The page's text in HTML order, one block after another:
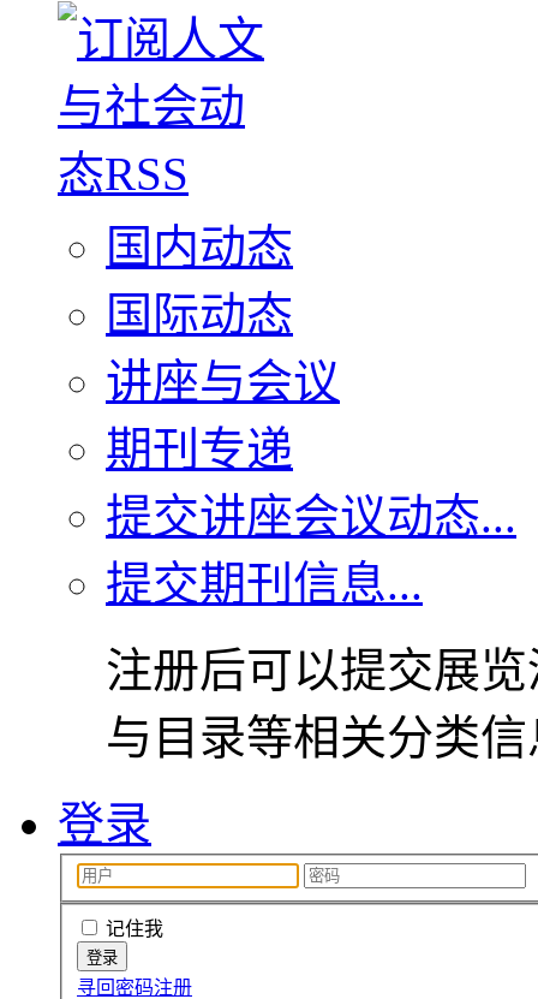
国内动态
国际动态
讲座与会议
期刊专递
提交讲座会议动态...
提交期刊信息...
注册后可以提交展
与目录等相关分类
登录
记住我
寻回密码注册